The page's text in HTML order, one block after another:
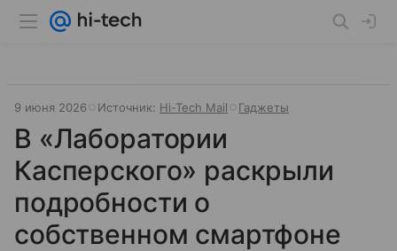
9 июня 2026 Источник: Hi-Tech Mail Гаджеты
В «Лаборатории
Касперского» раскрыли
подробности о
собственном смартфоне